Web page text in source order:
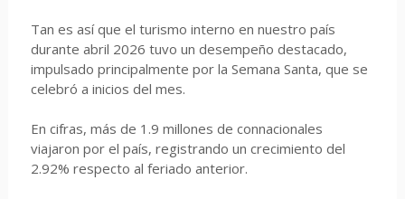
Tan es así que el turismo interno en nuestro país
durante abril 2026 tuvo un desempeño destacado,
impulsado principalmente por la Semana Santa, que se
celebró a inicios del mes.
En cifras, más de 1.9 millones de connacionales
viajaron por el país, registrando un crecimiento del
2.92% respecto al feriado anterior.